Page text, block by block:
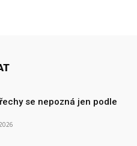
se nepozná jen podle